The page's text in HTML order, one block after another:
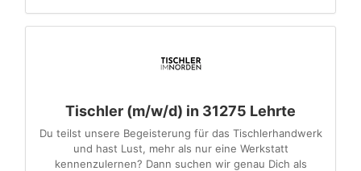
Tischler (m/w/d) in 31275 Lehrte
Du teilst unsere Begeisterung für das Tischlerhandwerk
und hast Lust, mehr als nur eine Werkstatt
kennenzulernen? Dann suchen wir genau Dich als